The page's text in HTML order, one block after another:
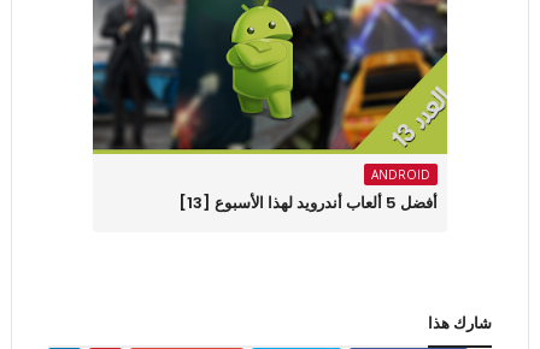
ANDROID
أفضل 5 ألعاب أندرويد لهذا الأسبوع [13]
شارك هذا